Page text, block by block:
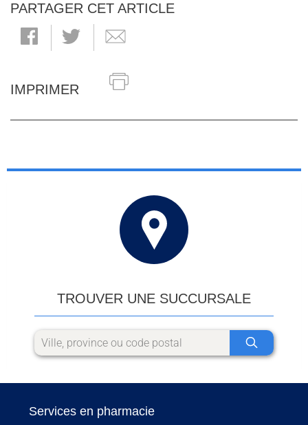
PARTAGER CET ARTICLE
IMPRIMER
TROUVER UNE SUCCURSALE
Services en pharmacie